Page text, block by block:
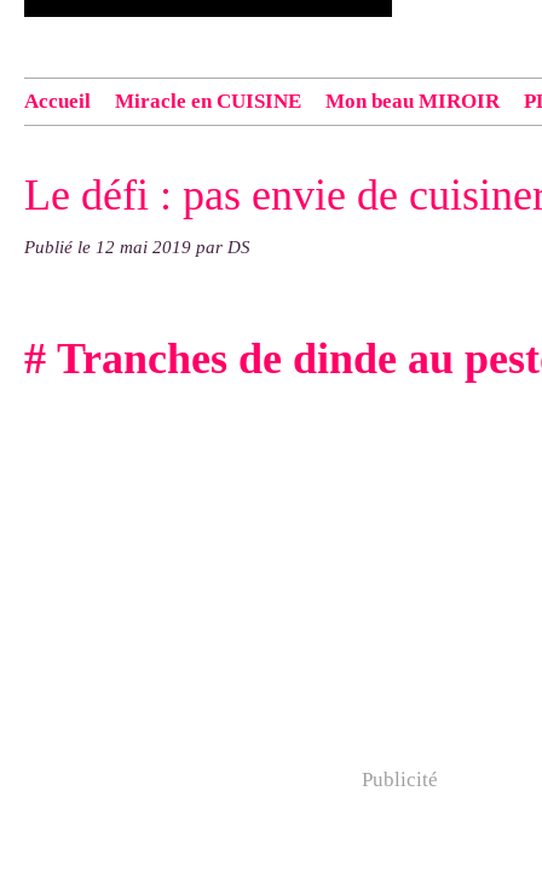
Accueil Miracle en CUISINE Mon beau MIROIR
exemple : "Bonnet cloche From Annie", "Veste Rue
Le défi : pas envie de
Publié le 12 mai 2019 par DS
# Tranches de dinde au
Publicité